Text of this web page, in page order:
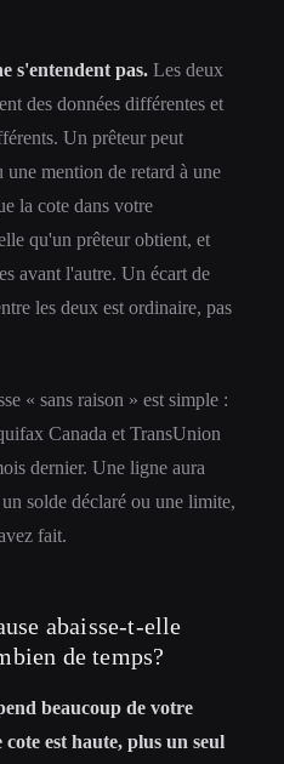
s'entendent pas. Les deux
des données différentes et
Un prêteur peut
mention de retard à une
la cote dans votre
qu'un prêteur obtient, et
avant l'autre. Un écart de
les deux est ordinaire, pas
« sans raison » est simple :
Canada et TransUnion
dernier. Une ligne aura
solde déclaré ou une limite,
fait.
abaisse-t-elle
de temps?
beaucoup de votre
est haute, plus un seul